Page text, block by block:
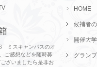
ミスキャンパスのオ
ご感想などを随時募
ざいましたら是非お
HOME
候補者
開催大
グラン